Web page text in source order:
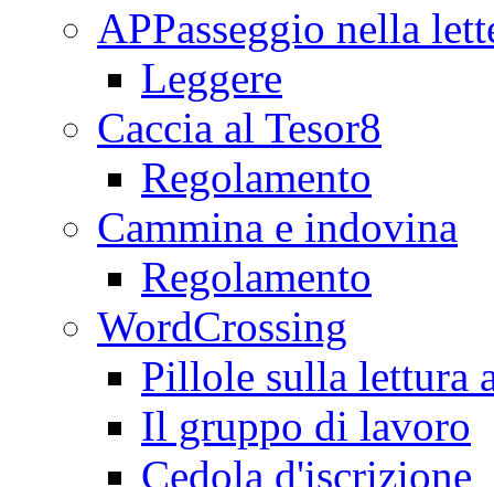
APPasseggio nella
Leggere
Caccia al Tesor8
Regolamento
Cammina e indovina
Regolamento
WordCrossing
Pillole sulla lettura
Il gruppo di lavoro
Cedola d'iscrizione